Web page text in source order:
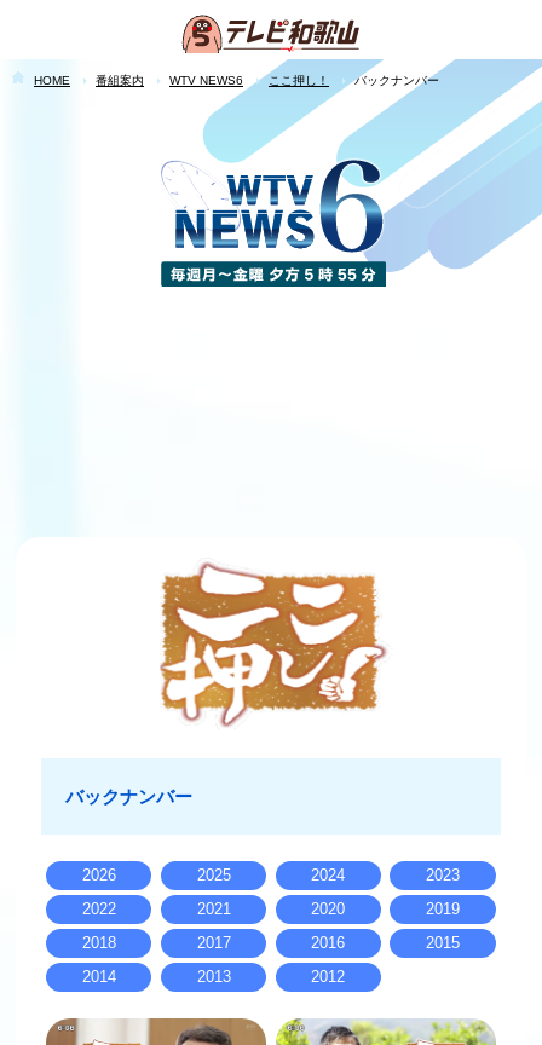
HOME 番組案内 WTV NEWS6 ここ押し！ バックナンバー
バックナンバー
2026 2025 2024
2023
2022
2021 2020
2019
2018
2017 2016
2015
2014
2013 2012